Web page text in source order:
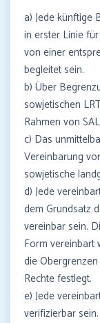
a) Jede künftige
in erster Linie
von einer
begleitet sein.
b) Über
sowjetischen
Rahmen von
c) Das
Vereinbarung
sowjetische
d) Jede
dem Grundsatz
vereinbar sein.
Form vereinbart
die
Rechte festlegt.
e) Jede
verifizierbar sein.